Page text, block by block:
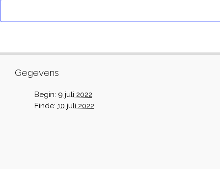
Gegevens
Begin: 9 juli 2022
Einde: 10 juli 2022